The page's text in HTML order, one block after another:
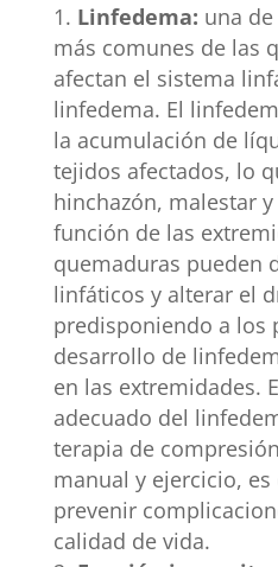
Linfedema: una
más comunes de las
afectan el sistema
linfedema. El
la acumulación de
tejidos afectados, lo
hinchazón, malestar
función de las
quemaduras pueden
linfáticos y alterar el
predisponiendo a los
desarrollo de
en las extremidades.
adecuado del
terapia de
manual y ejercicio, es
prevenir
calidad de vida.